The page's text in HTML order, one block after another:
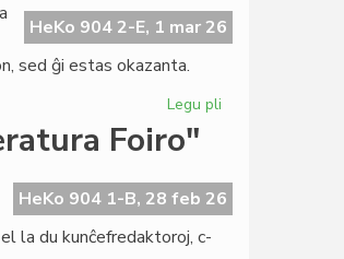
en
IEF-
HeKo 904 2-E, 1 mar 26
sed ĝi estas okazanta.
Legu pli
la
mezorienta
Foiro"
HeKo 904 1-B, 28 feb 26
la du kunĉefredaktoroj, c-